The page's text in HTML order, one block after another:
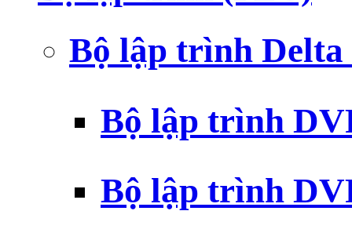
Bộ lập trình
Bộ lập trình
Bộ lập trình